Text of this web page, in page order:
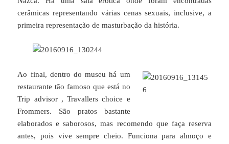
cerâmicas representando várias cenas sexuais, inclusive, a
primeira representação de masturbação da história.
Ao final, dentro do museu há um
restaurante tão famoso que está no
Trip advisor , Travallers choice e
Frommers. São pratos bastante
elaborados e saborosos, mas recomendo que faça reserva
antes, pois vive sempre cheio. Funciona para almoço e